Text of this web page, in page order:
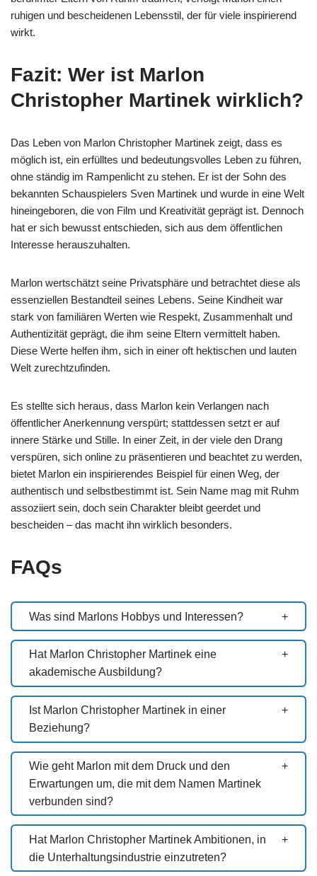
ruhigen und bescheidenen Lebensstil, der für viele inspirierend
wirkt.
Fazit: Wer ist Marlon
Christopher Martinek wirklich?
Das Leben von Marlon Christopher Martinek zeigt, dass es
möglich ist, ein erfülltes und bedeutungsvolles Leben zu führen,
ohne ständig im Rampenlicht zu stehen. Er ist der Sohn des
bekannten Schauspielers Sven Martinek und wurde in eine Welt
hineingeboren, die von Film und Kreativität geprägt ist. Dennoch
hat er sich bewusst entschieden, sich aus dem öffentlichen
Interesse herauszuhalten.
Marlon wertschätzt seine Privatsphäre und betrachtet diese als
essenziellen Bestandteil seines Lebens. Seine Kindheit war
stark von familiären Werten wie Respekt, Zusammenhalt und
Authentizität geprägt, die ihm seine Eltern vermittelt haben.
Diese Werte helfen ihm, sich in einer oft hektischen und lauten
Welt zurechtzufinden.
Es stellte sich heraus, dass Marlon kein Verlangen nach
öffentlicher Anerkennung verspürt; stattdessen setzt er auf
innere Stärke und Stille. In einer Zeit, in der viele den Drang
verspüren, sich online zu präsentieren und beachtet zu werden,
bietet Marlon ein inspirierendes Beispiel für einen Weg, der
authentisch und selbstbestimmt ist. Sein Name mag mit Ruhm
assoziiert sein, doch sein Charakter bleibt geerdet und
bescheiden – das macht ihn wirklich besonders.
FAQs
Was sind Marlons Hobbys und Interessen?
Hat Marlon Christopher Martinek eine
akademische Ausbildung?
Ist Marlon Christopher Martinek in einer
Beziehung?
Wie geht Marlon mit dem Druck und den
Erwartungen um, die mit dem Namen Martinek
verbunden sind?
Hat Marlon Christopher Martinek Ambitionen, in
die Unterhaltungsindustrie einzutreten?